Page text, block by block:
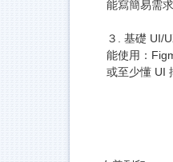
能寫簡易需
３. 基礎 UI/
能使用：
或至少懂 UI